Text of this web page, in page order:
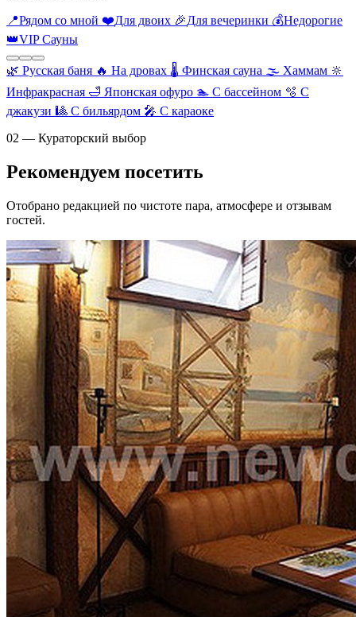
📍Рядом со мной ❤️Для двоих 🎉Для вечеринки 💰Недорогие
👑VIP Сауны
🌿 Русская баня 🔥 На дровах 🌡️ Финская сауна 🌫️ Хаммам 🔆
Инфракрасная 🛁 Японская офуро 🏊 С бассейном 🫧 С
джакузи 🎱 С бильярдом 🎤 С караоке
02 — Кураторский выбор
Рекомендуем посетить
Отобрано редакцией по чистоте пара, атмосфере и отзывам
гостей.